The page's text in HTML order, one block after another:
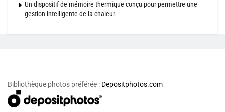
Un dispositif de mémoire thermique conçu pour permettre une
gestion intelligente de la chaleur
Bibliothèque photos préférée : Depositphotos.com